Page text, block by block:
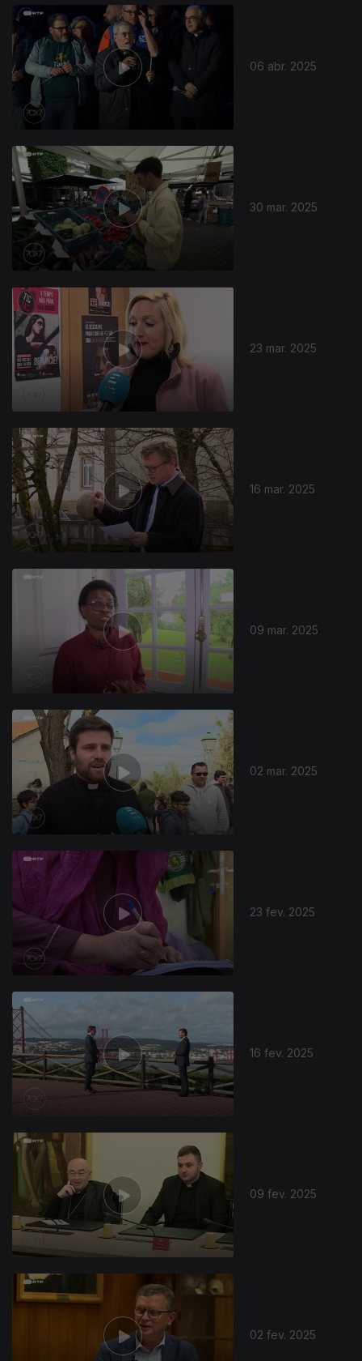
06 abr. 2025
30 mar. 2025
23 mar. 2025
838378
16 mar. 2025
09 mar. 2025
02 mar. 2025
23 fev. 2025
16 fev. 2025
09 fev. 2025
02 fev. 2025